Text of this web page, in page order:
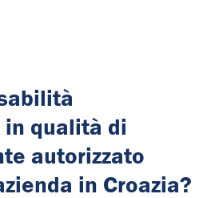
in qualità di
autorizzato
in Croazia?